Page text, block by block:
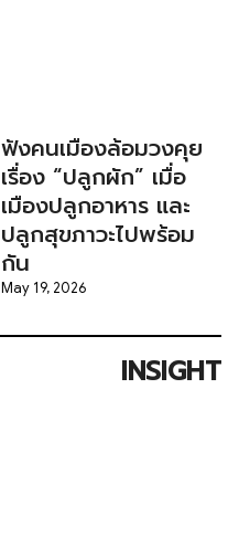
ฟังคนเมืองล้อมวงคุย
เรื่อง “ปลูกผัก” เมื่อ
เมืองปลูกอาหาร และ
ปลูกสุขภาวะไปพร้อม
กัน
May 19, 2026
INSIGHT